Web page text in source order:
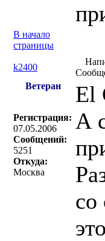
В начало
страницы
k2400
Ветеран
Регистрация:
07.05.2006
Сообщений:
5251
Откуда:
Москва
El
А
со